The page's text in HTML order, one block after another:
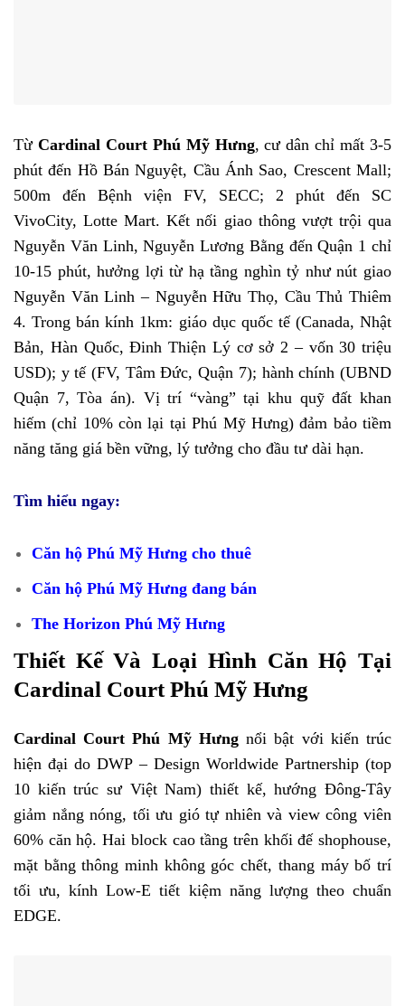
Từ Cardinal Court Phú Mỹ Hưng, cư dân chỉ mất 3-5
phút đến Hồ Bán Nguyệt, Cầu Ánh Sao, Crescent Mall;
500m đến Bệnh viện FV, SECC; 2 phút đến SC
VivoCity, Lotte Mart. Kết nối giao thông vượt trội qua
Nguyễn Văn Linh, Nguyễn Lương Bằng đến Quận 1 chỉ
10-15 phút, hưởng lợi từ hạ tầng nghìn tỷ như nút giao
Nguyễn Văn Linh – Nguyễn Hữu Thọ, Cầu Thủ Thiêm
4. Trong bán kính 1km: giáo dục quốc tế (Canada, Nhật
Bản, Hàn Quốc, Đinh Thiện Lý cơ sở 2 – vốn 30 triệu
USD); y tế (FV, Tâm Đức, Quận 7); hành chính (UBND
Quận 7, Tòa án). Vị trí “vàng” tại khu quỹ đất khan
hiếm (chỉ 10% còn lại tại Phú Mỹ Hưng) đảm bảo tiềm
năng tăng giá bền vững, lý tưởng cho đầu tư dài hạn.
Tìm hiểu ngay:
Căn hộ Phú Mỹ Hưng cho thuê
Căn hộ Phú Mỹ Hưng đang bán
The Horizon Phú Mỹ Hưng
Thiết Kế Và Loại Hình Căn Hộ Tại
Cardinal Court Phú Mỹ Hưng
Cardinal Court Phú Mỹ Hưngnổi bật với kiến trúc
hiện đại do DWP – Design Worldwide Partnership (top
10 kiến trúc sư Việt Nam) thiết kế, hướng Đông-Tây
giảm nắng nóng, tối ưu gió tự nhiên và view công viên
60% căn hộ. Hai block cao tầng trên khối đế shophouse,
mặt bằng thông minh không góc chết, thang máy bố trí
tối ưu, kính Low-E tiết kiệm năng lượng theo chuẩn
EDGE.